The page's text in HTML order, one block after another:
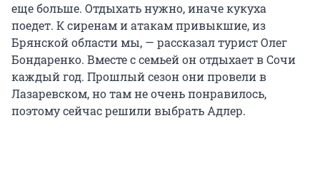
еще больше. Отдыхать нужно, иначе кукуха
поедет. К сиренам и атакам привыкшие, из
Брянской области мы, — рассказал турист Олег
Бондаренко. Вместе с семьей он отдыхает в Сочи
каждый год. Прошлый сезон они провели в
Лазаревском, но там не очень понравилось,
поэтому сейчас решили выбрать Адлер.